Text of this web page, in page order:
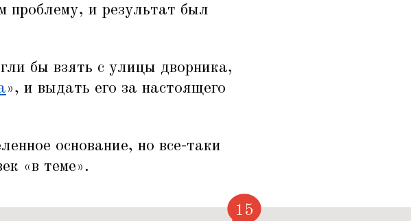
проблему, и результат был
бы взять с улицы дворника,
», и выдать его за настоящего
основание, но все-таки
«в теме».
15